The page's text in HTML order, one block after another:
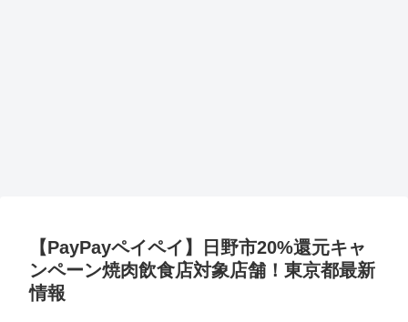
【PayPayペイペイ】日野市20%還元キャ
ンペーン焼肉飲食店対象店舗！東京都最新
情報